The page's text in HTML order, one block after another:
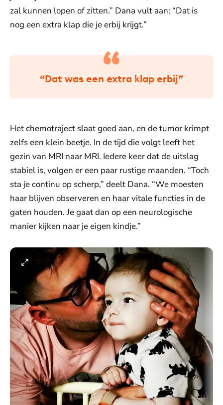
zal kunnen lopen of zitten.” Dana vult aan: “Dat is
nog een extra klap die je erbij krijgt.”
“Dat was een extra klap erbij”
Het chemotraject slaat goed aan, en de tumor krimpt
zelfs een klein beetje. In de tijd die volgt leeft het
gezin van MRI naar MRI. Iedere keer dat de uitslag
stabiel is, volgen er een paar rustige maanden. “Toch
sta je continu op scherp,” deelt Dana. “We moesten
haar blijven observeren en haar vitale functies in de
gaten houden. Je gaat dan op een neurologische
manier kijken naar je eigen kindje.”